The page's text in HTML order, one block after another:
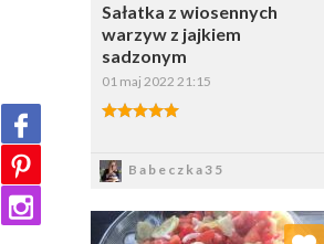
Sałatka z wiosennych
warzyw z jajkiem
sadzonym
01 maj 2022 21:15
Babeczka35
Dodaj do ulubionych